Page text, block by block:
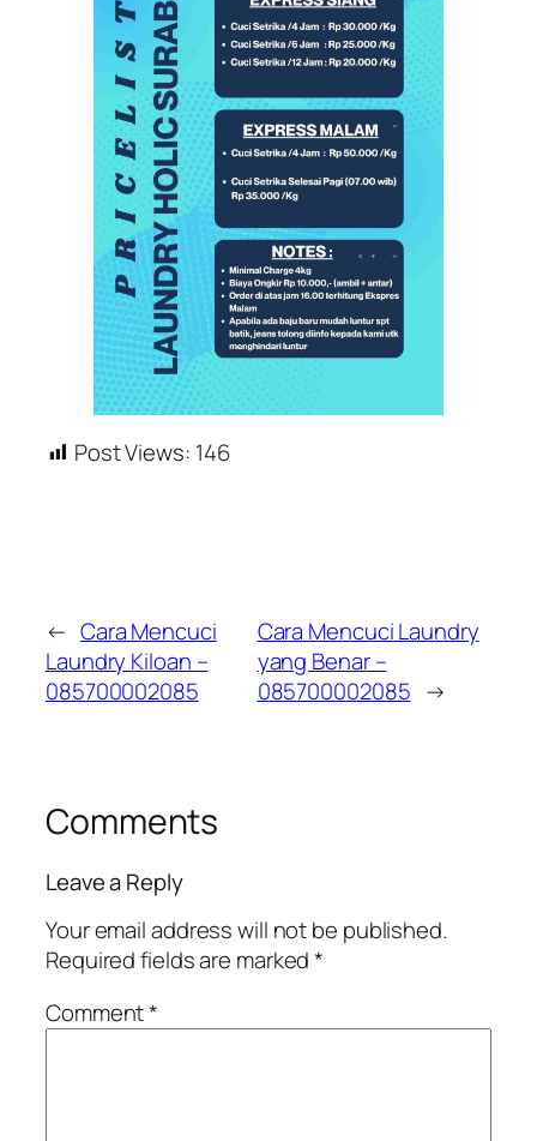
Post Views: 146
← Cara Mencuci
Laundry Kiloan –
085700002085
Cara Mencuci Laundry
yang Benar –
085700002085 →
Comments
Leave a Reply
Your email address will not be published.
Required fields are marked*
Comment*